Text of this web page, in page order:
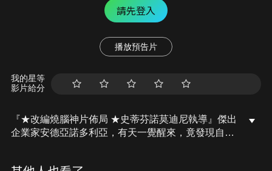
請先登入
播放預告片
我的星等
影片給分
『★改編燒腦神片佈局 ★史蒂芬諾莫迪尼執導』傑出
企業家安德亞諾多利亞，有天一覺醒來，竟發現自己